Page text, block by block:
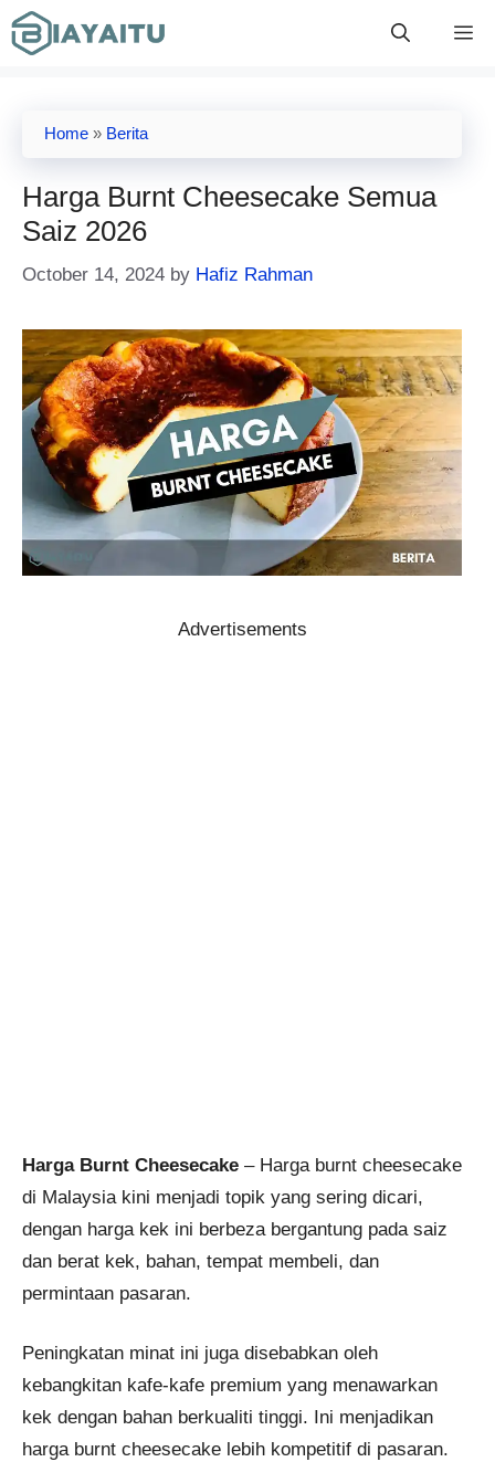
Skip
to
Home » Berita
Harga Burnt Cheesecake Semua
Saiz 2026
October 14, 2024 by Hafiz Rahman
Advertisements
Harga Burnt Cheesecake – Harga burnt cheesecake
di Malaysia kini menjadi topik yang sering dicari,
dengan harga kek ini berbeza bergantung pada saiz
dan berat kek, bahan, tempat membeli, dan
permintaan pasaran.
Peningkatan minat ini juga disebabkan oleh
kebangkitan kafe-kafe premium yang menawarkan
kek dengan bahan berkualiti tinggi. Ini menjadikan
harga burnt cheesecake lebih kompetitif di pasaran.